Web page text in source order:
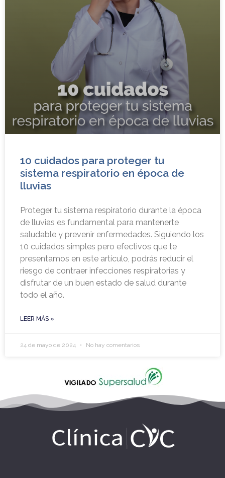
10 cuidados para proteger tu
sistema respiratorio en época de
lluvias
Proteger tu sistema respiratorio durante la época
de lluvias es fundamental para mantenerte
saludable y prevenir enfermedades. Siguiendo los
10 cuidados simples pero efectivos que te
presentamos en este artículo, podrás reducir el
riesgo de contraer infecciones respiratorias y
disfrutar de un buen estado de salud durante
todo el año.
LEER MÁS »
24 de mayo de 2024 No hay comentarios